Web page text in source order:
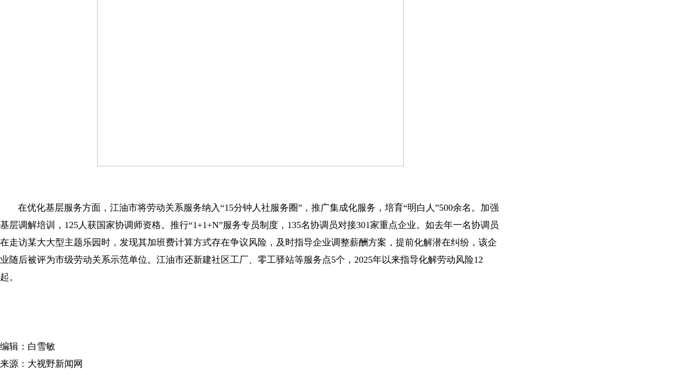
在优化基层服务方面，江油市将劳动关系服务纳入“15分钟人社服务圈”，推广集成化服务，培育“明白人”500余名。加强
基层调解培训，125人获国家协调师资格。推行“1+1+N”服务专员制度，135名协调员对接301家重点企业。如去年一名协调员
在走访某大大型主题乐园时，发现其加班费计算方式存在争议风险，及时指导企业调整薪酬方案，提前化解潜在纠纷，该企
业随后被评为市级劳动关系示范单位。江油市还新建社区工厂、零工驿站等服务点5个，2025年以来指导化解劳动风险12
起。
编辑：白雪敏
来源：大视野新闻网